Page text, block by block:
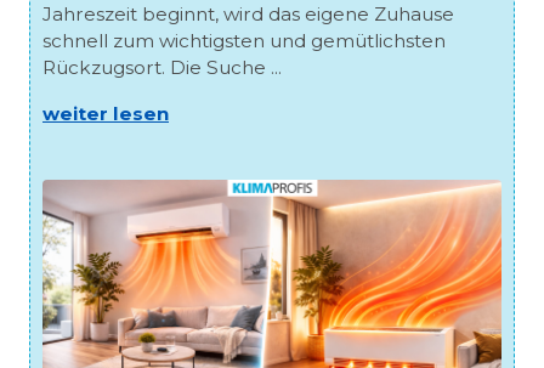
Jahreszeit beginnt, wird das eigene Zuhause
schnell zum wichtigsten und gemütlichsten
Rückzugsort. Die Suche ...
weiter lesen